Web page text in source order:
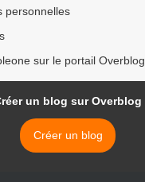
personnelles
sur le portail Overblog
un blog sur Overblog
Créer un blog